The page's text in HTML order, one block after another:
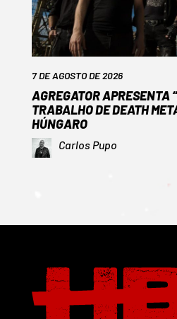
7 DE AGOSTO DE 2026
AGREGATOR APRESENTA
TRABALHO DE DEATH
HÚNGARO
Carlos Pupo